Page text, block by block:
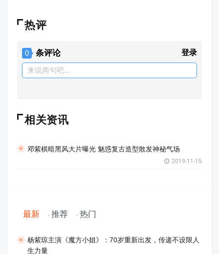
热评
0 条评论 登录
来说两句吧...
相关资讯
邓紫棋暗黑风大片曝光 魅惑复古造型散发神秘气场
2019-11-15
最新 推荐 热门
​杨紫琼主演《魔方小姐》：70岁重新出发，传递不设限人
生力量